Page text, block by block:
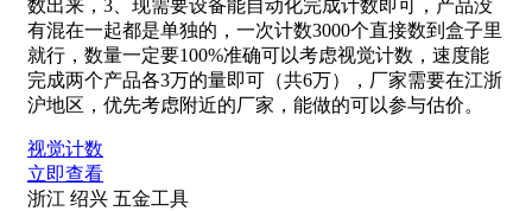
数出来，3、现需要设备能自动化完成计数即可，产品没
有混在一起都是单独的，一次计数3000个直接数到盒子里
就行，数量一定要100%准确可以考虑视觉计数，速度能
完成两个产品各3万的量即可（共6万），厂家需要在江浙
沪地区，优先考虑附近的厂家，能做的可以参与估价。
视觉计数
立即查看
浙江 绍兴 五金工具